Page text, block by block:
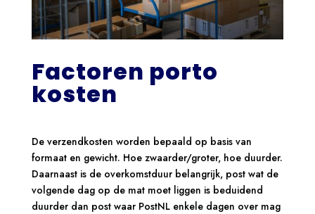
Factoren porto
kosten
De verzendkosten worden bepaald op basis van
formaat en gewicht. Hoe zwaarder/groter, hoe duurder.
Daarnaast is de overkomstduur belangrijk, post wat de
volgende dag op de mat moet liggen is beduidend
duurder dan post waar PostNL enkele dagen over mag